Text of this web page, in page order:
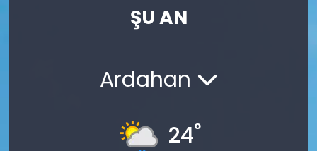
ŞU AN
Ardahan
24°